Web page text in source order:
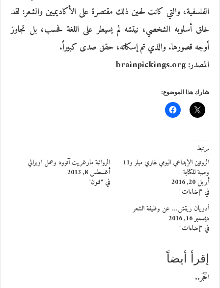
الفلسفية، والتي كانت لحين ذلك مقتصرة على الأكاديميين والشعر: لقد
خلق أسلوبه الشخصي، نيتشه لم يسيطر على اللغة فحسب، بل تجاوز
أوجه قصورها. والذي تم إسكاته، حقق صدى كبيراً.
المصدر: brainpickings.org
شارك هذا الموضوع:
مرتبط
الروتين الإبداعي اليومي لهنري ميلر و11
وصية للكتابة
أبريل 20, 2016
في "إضاءات"
الروائية مارغريت آتوود وعمل اوبرالي
أغسطس 8, 2013
في "فنون"
أدريان ريتش… عن وظيفة الشعر
ديسمبر 16, 2016
في "إضاءات"
إقرأ أيضاً
الْحَجَر..